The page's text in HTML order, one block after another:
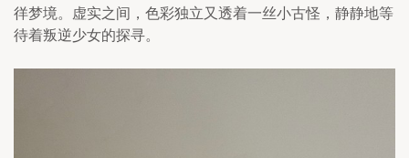
徉梦境。虚实之间，色彩独立又透着一丝小古怪，静静地等
待着叛逆少女的探寻。